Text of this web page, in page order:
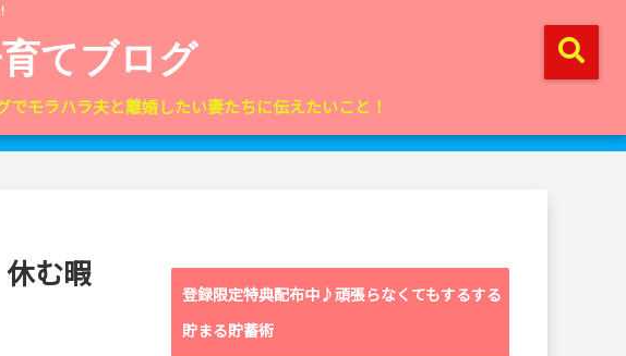
てブログ
でモラハラ夫と離婚したい妻たちに伝えたいこと！
む暇
登録限定特典配布中♪頑張らなくてもするする
貯まる貯蓄術